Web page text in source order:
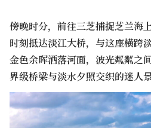
傍晚时分，前往三芝捕捉芝兰海
时刻抵达淡江大桥，与这座横跨
金色余晖洒落河面，波光粼粼之
界级桥梁与淡水夕照交织的迷人景